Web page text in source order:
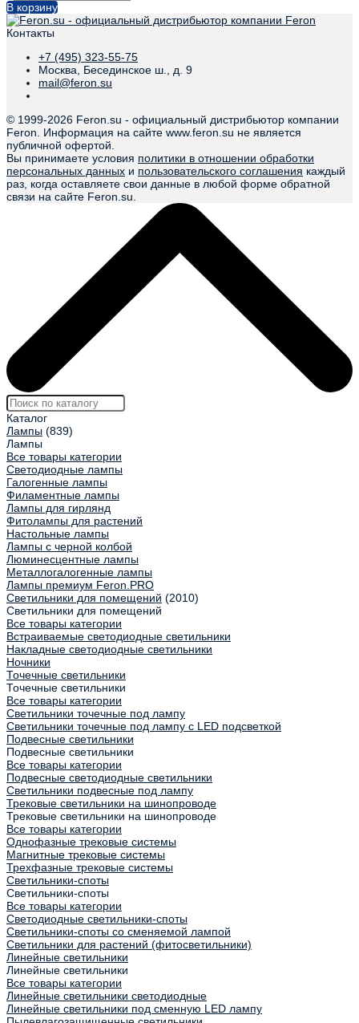
В корзину
Контакты
+7 (495) 323-55-75
Москва, Бесединское ш., д. 9
mail@feron.su
© 1999-2026 Feron.su - официальный дистрибьютор компании
Feron. Информация на сайте www.feron.su не является
публичной офертой.
Вы принимаете условия политики в отношении обработки
персональных данных и пользовательского соглашения каждый
раз, когда оставляете свои данные в любой форме обратной
связи на сайте Feron.su.
Каталог
Лампы (839)
Лампы
Все товары категории
Светодиодные лампы
Галогенные лампы
Филаментные лампы
Лампы для гирлянд
Фитолампы для растений
Настольные лампы
Лампы с черной колбой
Люминесцентные лампы
Металлогалогенные лампы
Лампы премиум Feron.PRO
Светильники для помещений (2010)
Светильники для помещений
Все товары категории
Встраиваемые светодиодные светильники
Накладные светодиодные светильники
Ночники
Точечные светильники
Точечные светильники
Все товары категории
Светильники точечные под лампу
Светильники точечные под лампу с LED подсветкой
Подвесные светильники
Подвесные светильники
Все товары категории
Подвесные светодиодные светильники
Светильники подвесные под лампу
Трековые светильники на шинопроводе
Трековые светильники на шинопроводе
Все товары категории
Однофазные трековые системы
Магнитные трековые системы
Трехфазные трековые системы
Светильники-споты
Светильники-споты
Все товары категории
Светодиодные светильники-споты
Светильники-споты со сменяемой лампой
Светильники для растений (фитосветильники)
Линейные светильники
Линейные светильники
Все товары категории
Линейные светильники светодиодные
Линейные светильники под сменную LED лампу